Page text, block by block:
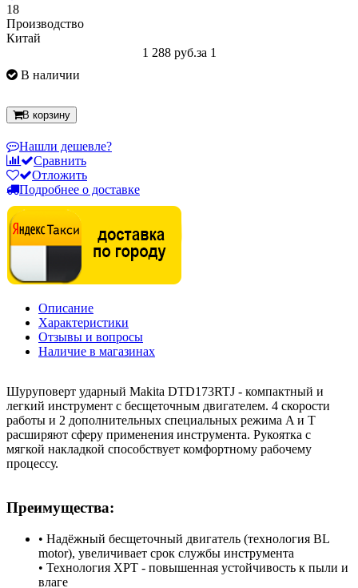
18
Производство
Китай
1 288 руб.за 1
В наличии
В корзину
Нашли дешевле?
Сравнить
Отложить
Подробнее о доставке
Описание
Характеристики
Отзывы и вопросы
Наличие в магазинах
Шуруповерт ударный Makita DTD173RTJ - компактный и
легкий инструмент с бесщеточным двигателем. 4 скорости
работы и 2 дополнительных специальных режима A и T
расширяют сферу применения инструмента. Рукоятка с
мягкой накладкой способствует комфортному рабочему
процессу.
Преимущества:
• Надёжный бесщеточный двигатель (технология BL
motor), увеличивает срок службы инструмента
• Технология XPT - повышенная устойчивость к пыли и
влаге